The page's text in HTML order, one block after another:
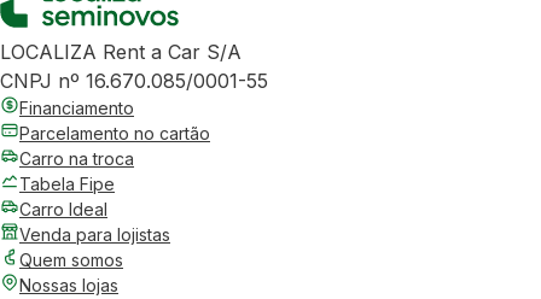
LOCALIZA Rent a Car S/A
CNPJ nº 16.670.085/0001-55
Financiamento
Parcelamento no cartão
Carro na troca
Tabela Fipe
Carro Ideal
Venda para lojistas
Quem somos
Nossas lojas